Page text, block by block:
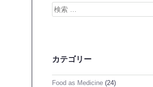
検
索
カテゴリー
Food as Medicine (24)